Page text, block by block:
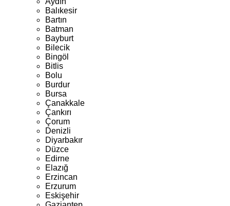
Balıkesir
Bartın
Batman
Bayburt
Bilecik
Bingöl
Bitlis
Bolu
Burdur
Bursa
Çanakkale
Çankırı
Çorum
Denizli
Diyarbakır
Düzce
Edirne
Elazığ
Erzincan
Erzurum
Eskişehir